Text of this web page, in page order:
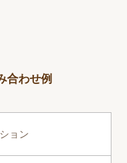
合わせ例
ョン